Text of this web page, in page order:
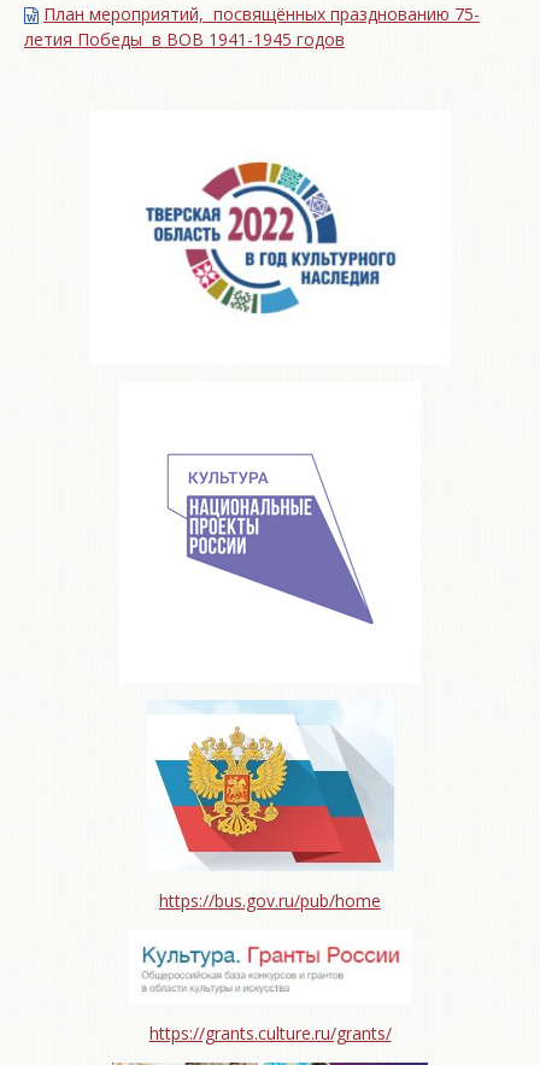
План мероприятий, посвящённых празднованию 75-
летия Победы в ВОВ 1941-1945 годов
https://bus.gov.ru/pub/home
https://grants.culture.ru/grants/